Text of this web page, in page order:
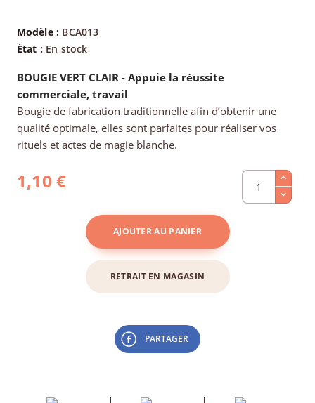
Modèle : BCA013
État : En stock
BOUGIE VERT CLAIR - Appuie la réussite
commerciale, travail
Bougie de fabrication traditionnelle afin d’obtenir une
qualité optimale, elles sont parfaites pour réaliser vos
rituels et actes de magie blanche.
1,10 €
AJOUTER AU PANIER
RETRAIT EN MAGASIN
PARTAGER